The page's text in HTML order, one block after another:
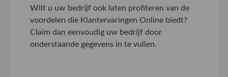
Wilt u uw bedrijf ook laten profiteren van de
voordelen die Klantervaringen Online biedt?
Claim dan eenvoudig uw bedrijf door
onderstaande gegevens in te vullen.